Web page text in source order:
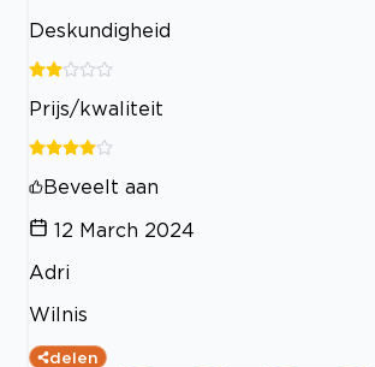
Deskundigheid
Prijs/kwaliteit
Beveelt aan
12 March 2024
Adri
Wilnis
delen